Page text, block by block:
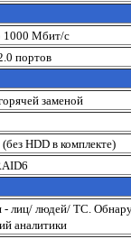
1000 Мбит/с
портов
заменой
HDD в комплекте)
- лиц/ людей/ ТС.
аналитики